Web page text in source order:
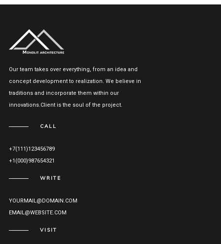
Our team takes over everything, from an idea and
concept development to realization. We believe in
traditions and incorporate them within our
innovations.Client is the soul of the project.
CALL
+7(111)123456789
+1(000)987654321
WRITE
YOURMAIL@DOMAIN.COM
EMAIL@WEBSITE.COM
VISIT